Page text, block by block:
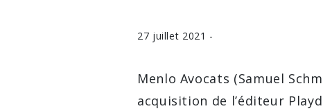
27 juillet 2021 -
Menlo Avocats (Samuel
acquisition de l’éditeur